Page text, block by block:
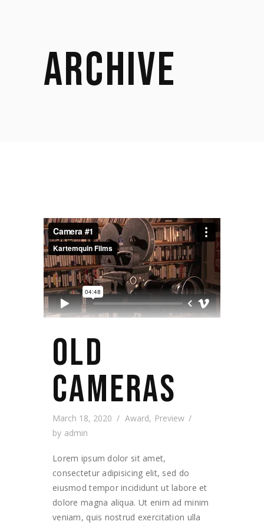
ARCHIVE
OLD
CAMERAS
March 18, 2020 Award, Preview
by admin
Lorem ipsum dolor sit amet,
consectetur adipisicing elit, sed do
eiusmod tempor incididunt ut labore et
dolore magna aliqua. Ut enim ad minim
veniam, quis nostrud exercitation ulla